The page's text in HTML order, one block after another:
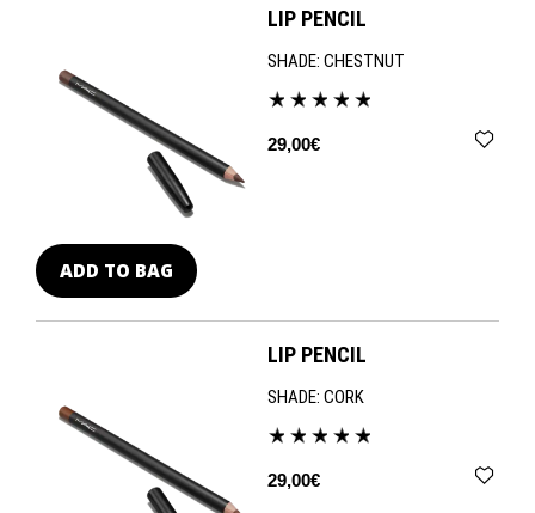
LIP PENCIL
SHADE: CHESTNUT
29,00€
ADD TO BAG
LIP PENCIL
SHADE: CORK
29,00€